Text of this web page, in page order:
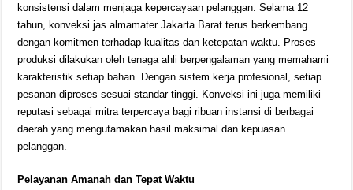
konsistensi dalam menjaga kepercayaan pelanggan. Selama 12
tahun, konveksi jas almamater Jakarta Barat terus berkembang
dengan komitmen terhadap kualitas dan ketepatan waktu. Proses
produksi dilakukan oleh tenaga ahli berpengalaman yang memahami
karakteristik setiap bahan. Dengan sistem kerja profesional, setiap
pesanan diproses sesuai standar tinggi. Konveksi ini juga memiliki
reputasi sebagai mitra terpercaya bagi ribuan instansi di berbagai
daerah yang mengutamakan hasil maksimal dan kepuasan
pelanggan.
Pelayanan Amanah dan Tepat Waktu